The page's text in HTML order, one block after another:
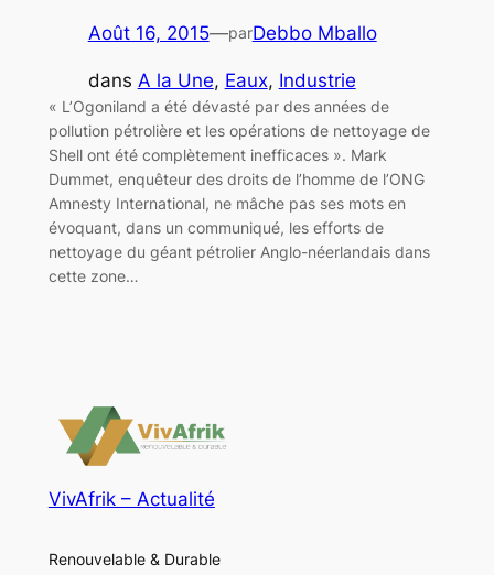
Août 16, 2015—parDebbo Mballo
dans A la Une, Eaux, Industrie
« L’Ogoniland a été dévasté par des années de
pollution pétrolière et les opérations de nettoyage de
Shell ont été complètement inefficaces ». Mark
Dummet, enquêteur des droits de l’homme de l’ONG
Amnesty International, ne mâche pas ses mots en
évoquant, dans un communiqué, les efforts de
nettoyage du géant pétrolier Anglo-néerlandais dans
cette zone…
VivAfrik – Actualité
Renouvelable & Durable